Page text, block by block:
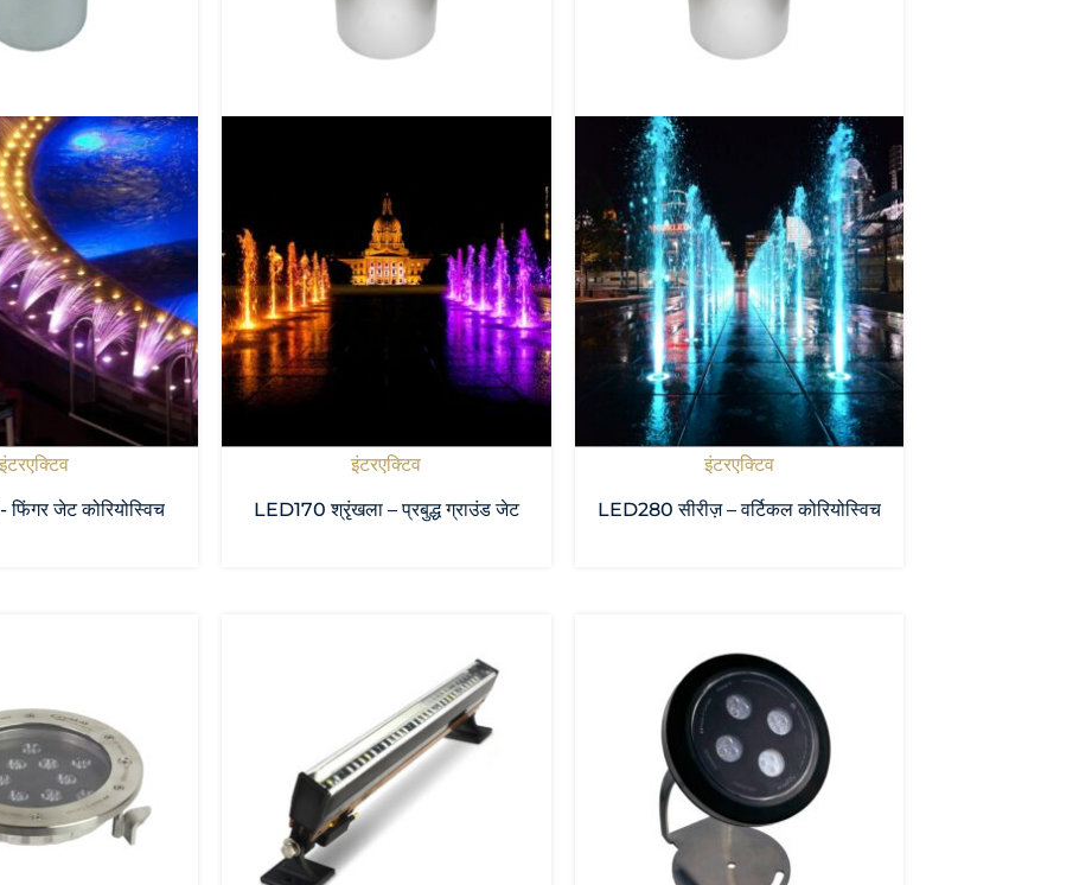
इंटरएक्टिव
फिंगर जेट कोरियोस्विच
इंटरएक्टिव
LED170 श्रृंखला – प्रबुद्ध ग्राउंड जेट
इंटरएक्टिव
LED280 सीरीज़ – वर्टिकल कोरियोस्विच